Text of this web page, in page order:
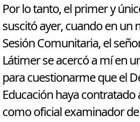
Por lo tanto, el primer y
suscitó ayer, cuando en un
Sesión Comunitaria, el
Látimer se acercó a mí en
para cuestionarme que el
Educación haya
como oficial examinador